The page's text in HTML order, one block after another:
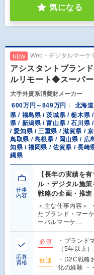
気になる
NEW Web・デジタルマーケ
アシスタントブラン
ルリモート◆スーパー
大手外資系消費財メーカー
600万円～849万円
北海
県 / 福島県 / 茨城県 / 栃木県
県 / 新潟県 / 富山県 / 石川県
/ 愛知県 / 三重県 / 滋賀県 /
鳥取県 / 島根県 / 岡山県 / 広
知県 / 福岡県 / 佐賀県 / 長崎
縄県
仕事
内容
【長年の実績を
ル・デジタル施
戦略の企画・推進
＜主な仕事内容＞
たブランド・マー
ーバルマーケ…
応募
資格
必須
・ブランド
（5年以上
歓迎
・D2C戦略
化の経験 ・